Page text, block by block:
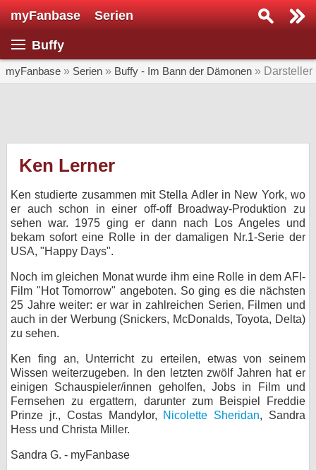
myFanbase Serien
Buffy
myFanbase » Serien » Buffy - Im Bann der Dämonen »
Ken Lerner
Ken studierte zusammen mit Stella Adler in New York, wo
er auch schon in einer off-off Broadway-Produktion zu
sehen war. 1975 ging er dann nach Los Angeles und
bekam sofort eine Rolle in der damaligen Nr.1-Serie der
USA, "Happy Days".
Noch im gleichen Monat wurde ihm eine Rolle in dem AFI-
Film "Hot Tomorrow" angeboten. So ging es die nächsten
25 Jahre weiter: er war in zahlreichen Serien, Filmen und
auch in der Werbung (Snickers, McDonalds, Toyota, Delta)
zu sehen.
Ken fing an, Unterricht zu erteilen, etwas von seinem
Wissen weiterzugeben. In den letzten zwölf Jahren hat er
einigen Schauspieler/innen geholfen, Jobs in Film und
Fernsehen zu ergattern, darunter zum Beispiel Freddie
Prinze jr., Costas Mandylor, Nicolette Sheridan, Sandra
Hess und Christa Miller.
Sandra G. - myFanbase
Serie suchen...
SERIEN
KULTUR
Specials
Gewinnspiele
Forum
bei Facebook
Kontakt